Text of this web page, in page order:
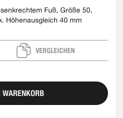
Fuß, Größe 50,
Höhenausgleich 40 mm
VERGLEICHEN